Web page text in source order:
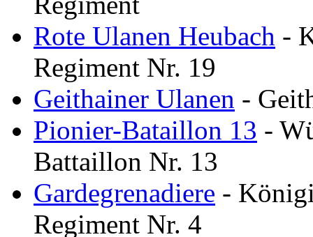
Rote Ulanen Heubach -
Regiment Nr. 19
Geithainer Ulanen -
Pionier-Bataillon 13 -
Battaillon Nr. 13
Gardegrenadiere -
Regiment Nr. 4